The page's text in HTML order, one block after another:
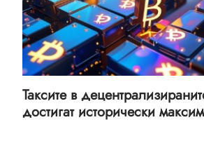
Таксите в
достигат исторически